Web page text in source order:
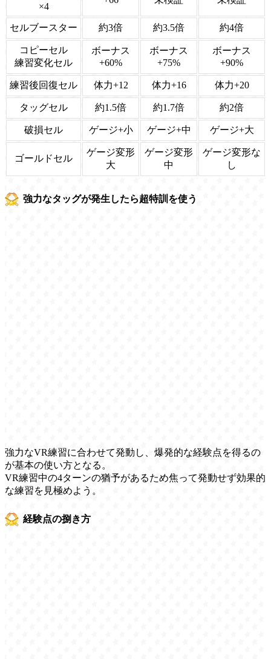
×4
セルブースター 約3倍 約3.5倍 約4倍
コピーセル
練習変化セル
ボーナス
+60%
ボーナス
+75%
ボーナス
+90%
練習後回復セル 体力+12 体力+16 体力+20
タッグセル 約1.5倍 約1.7倍 約2倍
破損セル ゲージ+小 ゲージ+中 ゲージ+大
ゴールドセル
ゲージ変形
大
ゲージ変形
中
ゲージ変形な
し
強力なタッグが発生したら超特訓を使う
強力なVR練習に合わせて発動し、爆発的な経験点を得るの
が基本の使い方となる。
VR練習中の4ターンの猶予があるため焦って発動せず効果的
な練習を見極めよう。
経験点の捌き方